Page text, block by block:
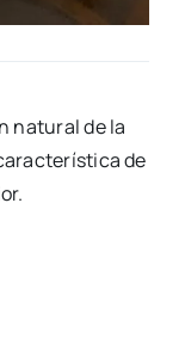
natu­ral de la
de